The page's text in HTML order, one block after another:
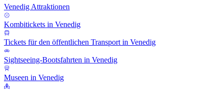
Venedig Attraktionen
Kombitickets in Venedig
Tickets für den öffentlichen Transport in Venedig
Sightseeing-Bootsfahrten in Venedig
Museen in Venedig